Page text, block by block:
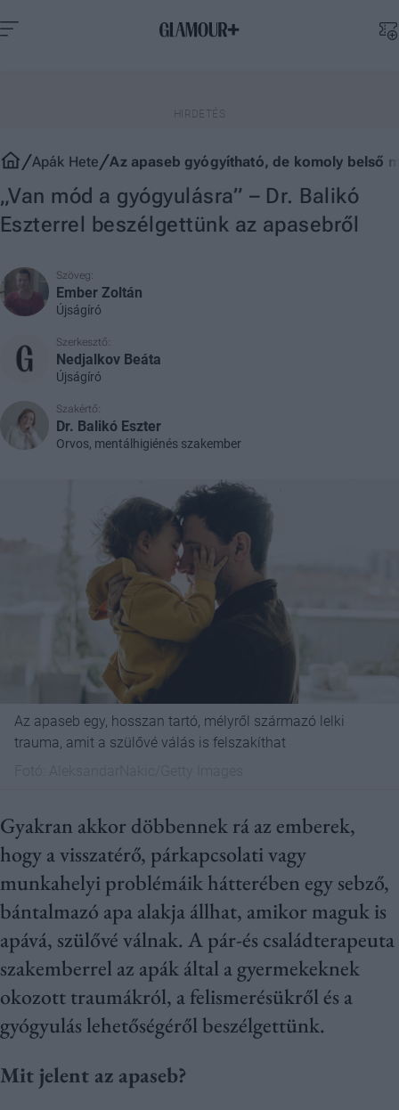
Apák Hete Az apaseb gyógyítható, de komoly belső
„Van mód a gyógyulásra” – Dr. Balikó
Eszterrel beszélgettünk az apasebről
Szöveg:
Ember Zoltán
Újságíró
Szerkesztő:
Nedjalkov Beáta
Újságíró
Szakértő:
Dr. Balikó Eszter
Orvos, mentálhigiénés szakember
Az apaseb egy, hosszan tartó, mélyről származó lelki
trauma, amit a szülővé válás is felszakíthat
Gyakran akkor döbbennek rá az emberek,
hogy a visszatérő, párkapcsolati vagy
munkahelyi problémáik hátterében egy sebző,
bántalmazó apa alakja állhat, amikor maguk is
apává, szülővé válnak. A pár-és családterapeuta
szakemberrel az apák által a gyermekeknek
okozott traumákról, a felismerésükről és a
gyógyulás lehetőségéről beszélgettünk.
Mit jelent az apaseb?